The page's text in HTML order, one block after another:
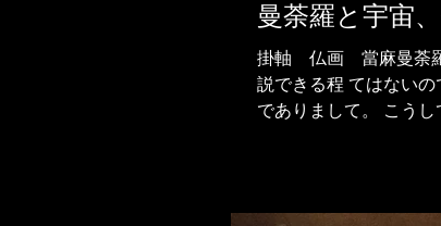
曼荼羅と宇宙
掛軸 仏画 當麻曼荼羅
説できる程 てはない
でありまして。 こう